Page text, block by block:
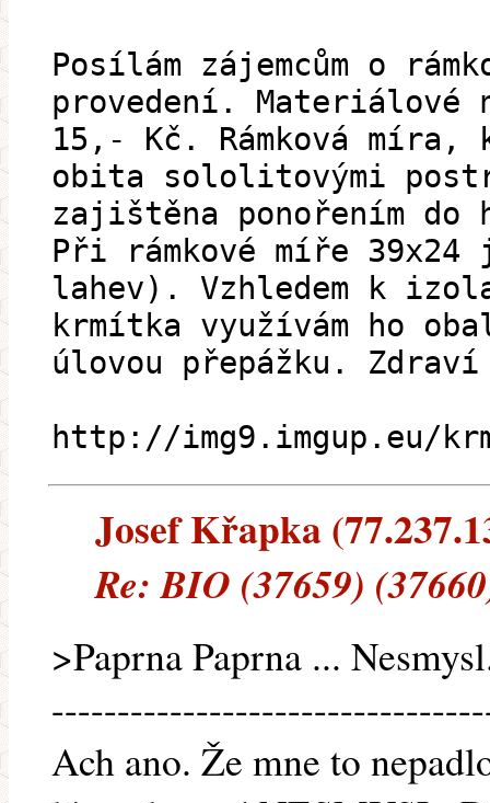
Posílám zájemcům o
provedení. Materiálové
15,- Kč. Rámková míra,
obita sololitovými
zajištěna ponořením do
Při rámkové míře
lahev). Vzhledem k
krmítka využívám ho
úlovou přepážku. Zdraví
http://img9.imgup.eu/
Josef Křapka
Re: BIO (37659)
>Paprna Paprna ...
Ach ano. Že mne to